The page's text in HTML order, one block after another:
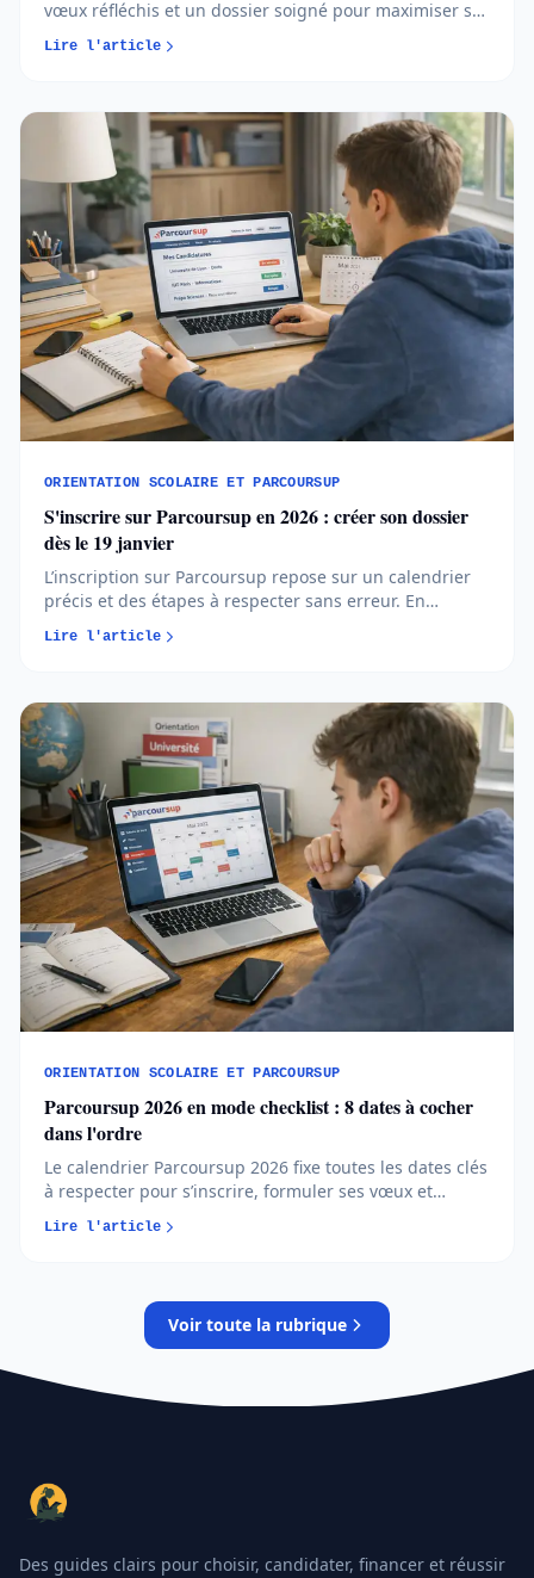
vœux réfléchis et un dossier soigné pour maximiser ses
anticiper chaque étape permet d’aborder l’orientation
Lire l'article
ORIENTATION SCOLAIRE ET PARCOURSUP
S'inscrire sur Parcoursup en 2026 : créer son dossier
dès le 19 janvier
L’inscription sur Parcoursup repose sur un calendrier
précis et des étapes à respecter sans erreur. En
comprenant quand et comment créer votre dossier,
vous avancez plus sereinement et évitez les oublis
Lire l'article
ORIENTATION SCOLAIRE ET PARCOURSUP
Parcoursup 2026 en mode checklist : 8 dates à cocher
dans l'ordre
Le calendrier Parcoursup 2026 fixe toutes les dates clés
à respecter pour s’inscrire, formuler ses vœux et
répondre aux propositions. Comprendre chaque phase
permet d’éviter les erreurs et de sécuriser son
Lire l'article
Voir toute la rubrique
Des guides clairs pour choisir, candidater, financer et réussir